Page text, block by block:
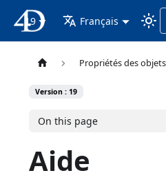
4D Documentation
19 Français
Propriétés des
Version : 19
On this page
Aide